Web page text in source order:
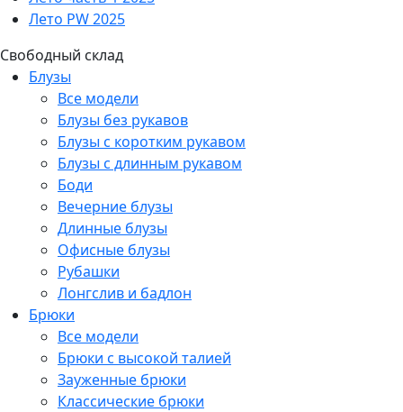
Лето PW 2025
Свободный склад
Блузы
Все модели
Блузы без рукавов
Блузы с коротким рукавом
Блузы с длинным рукавом
Боди
Вечерние блузы
Длинные блузы
Офисные блузы
Рубашки
Лонгслив и бадлон
Брюки
Все модели
Брюки с высокой талией
Зауженные брюки
Классические брюки